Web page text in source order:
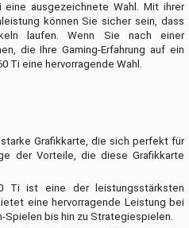
eine ausgezeichnete Wahl. Mit ihrer
können Sie sicher sein, dass
laufen. Wenn Sie nach einer
die Ihre Gaming-Erfahrung auf ein
Ti eine hervorragende Wahl.
Grafikkarte, die sich perfekt für
der Vorteile, die diese Grafikkarte
Ti ist eine der leistungsstärksten
eine hervorragende Leistung bei
Spielen bis hin zu Strategiespielen.